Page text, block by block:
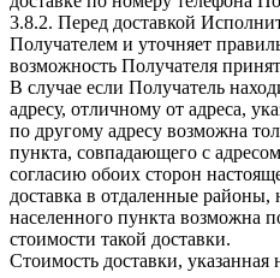
3.8.2. Перед доставкой
Получателем и уточняет
возможность Получателя
В случае если Получатель
адресу, отличному от адреса,
по другому адресу возможна
пункта, совпадающего с
согласию обоих сторон
доставка в отдаленные районы,
населенного пункта возможна
стоимости такой доставки.
Стоимость доставки, указанная